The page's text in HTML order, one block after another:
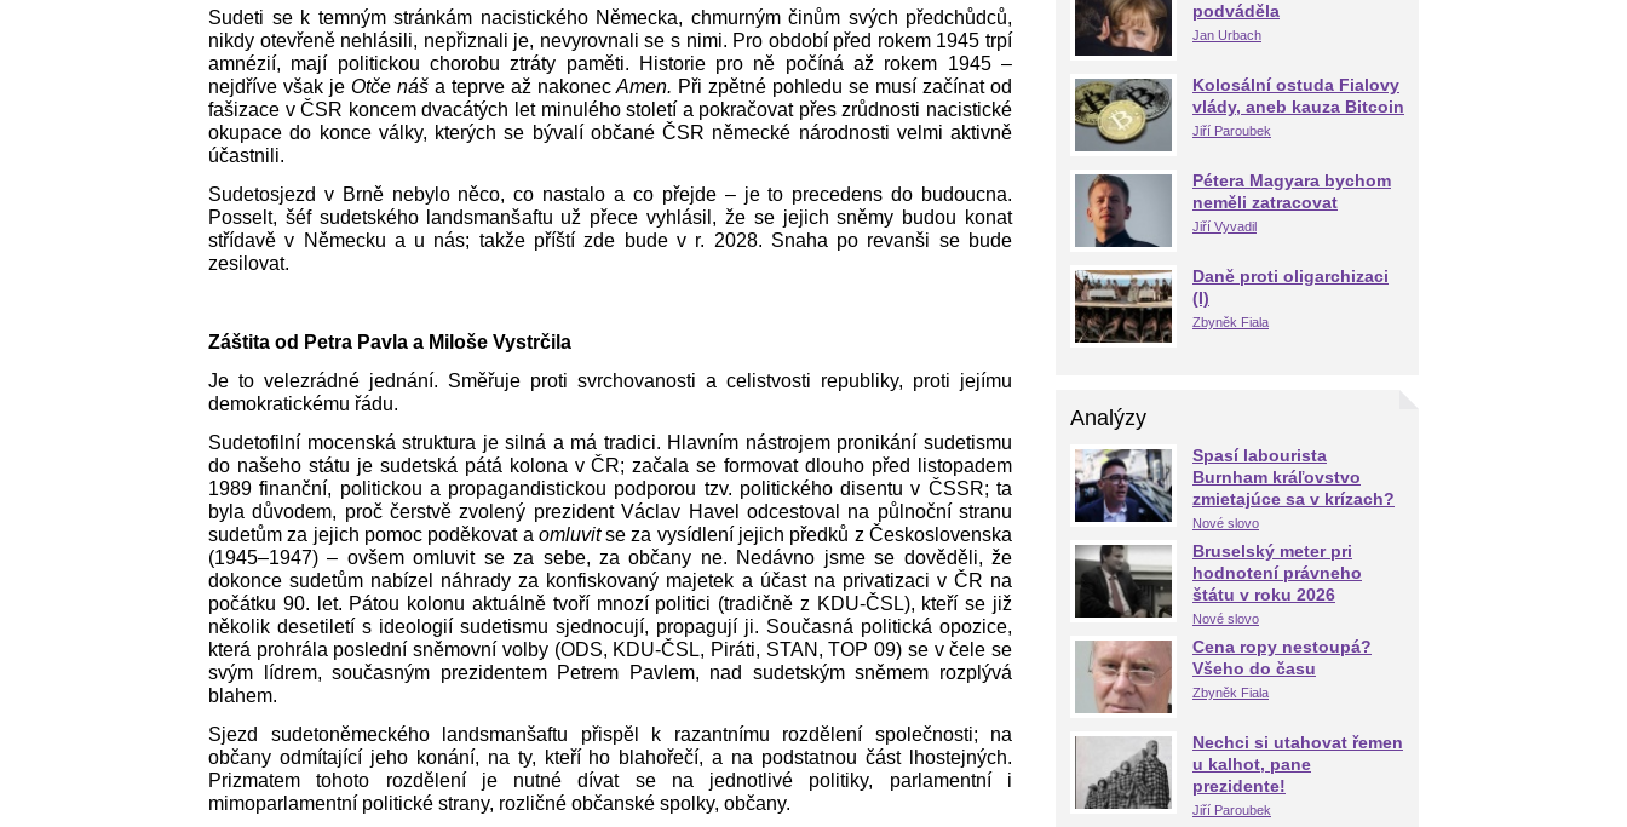
Sudeti se k temným stránkám nacistického Německa, chmurným činům svých předchůdců,
nikdy otevřeně nehlásili, nepřiznali je, nevyrovnali se s nimi. Pro období před rokem 1945 trpí
amnézií, mají politickou chorobu ztráty paměti. Historie pro ně počíná až rokem 1945 ‒
nejdříve však je Otče náš a teprve až nakonecAmen. Při zpětné pohledu se musí začínat od
fašizace v ČSR koncem dvacátých let minulého století a pokračovat přes zrůdnosti nacistické
okupace do konce války, kterých se bývalí občané ČSR německé národnosti velmi aktivně
účastnili.
Sudetosjezd v Brně nebylo něco, co nastalo a co přejde ‒ je to precedens do budoucna.
Posselt, šéf sudetského landsmanšaftu už přece vyhlásil, že se jejich sněmy budou konat
střídavě v Německu a u nás; takže příští zde bude v r. 2028. Snaha po revanši se bude
zesilovat.
Záštita od Petra Pavla a Miloše Vystrčila
Je to velezrádné jednání. Směřuje proti svrchovanosti a celistvosti republiky, proti jejímu
demokratickému řádu.
Sudetofilní mocenská struktura je silná a má tradici. Hlavním nástrojem pronikání sudetismu
do našeho státu je sudetská pátá kolona v ČR; začala se formovat dlouho před listopadem
1989 finanční, politickou a propagandistickou podporou tzv. politického disentu v ČSSR; ta
byla důvodem, proč čerstvě zvolený prezident Václav Havel odcestoval na půlnoční stranu
sudetům za jejich pomoc poděkovat a omluvitse za vysídlení jejich předků z Československa
(1945‒1947) – ovšem omluvit se za sebe, za občany ne. Nedávno jsme se dověděli, že
dokonce sudetům nabízel náhrady za konfiskovaný majetek a účast na privatizaci v ČR na
počátku 90. let. Pátou kolonu aktuálně tvoří mnozí politici (tradičně z KDU-ČSL), kteří se již
několik desetiletí s ideologií sudetismu sjednocují, propagují ji. Současná politická opozice,
která prohrála poslední sněmovní volby (ODS, KDU-ČSL, Piráti, STAN, TOP 09) se v čele se
svým lídrem, současným prezidentem Petrem Pavlem, nad sudetským sněmem rozplývá
blahem.
Sjezd sudetoněmeckého landsmanšaftu přispěl k razantnímu rozdělení společnosti; na
občany odmítající jeho konání, na ty, kteří ho blahořečí, a na podstatnou část lhostejných.
Prizmatem tohoto rozdělení je nutné dívat se na jednotlivé politiky, parlamentní i
mimoparlamentní politické strany, rozličné občanské spolky, občany.
podváděla
Jan Urbach
Kolosální ostuda Fialovy
vlády, aneb kauza Bitcoin
Jiří Paroubek
Pétera Magyara bychom
neměli zatracovat
Jiří Vyvadil
Daně proti oligarchizaci
(I)
Zbyněk Fiala
Analýzy
Spasí labourista
Burnham kráľovstvo
zmietajúce sa v krízach?
Nové slovo
Bruselský meter pri
hodnotení právneho
štátu v roku 2026
Nové slovo
Cena ropy nestoupá?
Všeho do času
Zbyněk Fiala
Nechci si utahovat řemen
u kalhot, pane
prezidente!
Jiří Paroubek